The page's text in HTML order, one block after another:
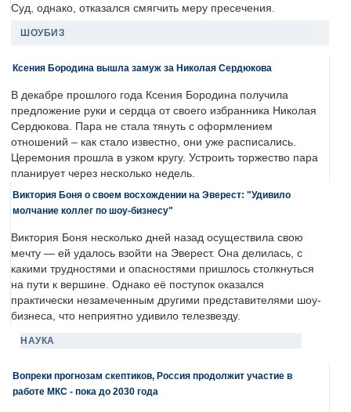
Суд, однако, отказался смягчить меру пресечения.
ШОУБИЗ
Ксения Бородина вышла замуж за Николая Сердюкова
В декабре прошлого года Ксения Бородина получила
предложение руки и сердца от своего избранника Николая
Сердюкова. Пара не стала тянуть с оформлением
отношений – как стало известно, они уже расписались.
Церемония прошла в узком кругу. Устроить торжество пара
планирует через несколько недель.
Виктория Боня о своем восхождении на Эверест: "Удивило
молчание коллег по шоу-бизнесу"
Виктория Боня несколько дней назад осуществила свою
мечту — ей удалось взойти на Эверест. Она делилась, с
какими трудностями и опасностями пришлось столкнуться
на пути к вершине. Однако её поступок оказался
практически незамеченным другими представителями шоу-
бизнеса, что неприятно удивило телезвезду.
НАУКА
Вопреки прогнозам скептиков, Россия продолжит участие в
работе МКС - пока до 2030 года